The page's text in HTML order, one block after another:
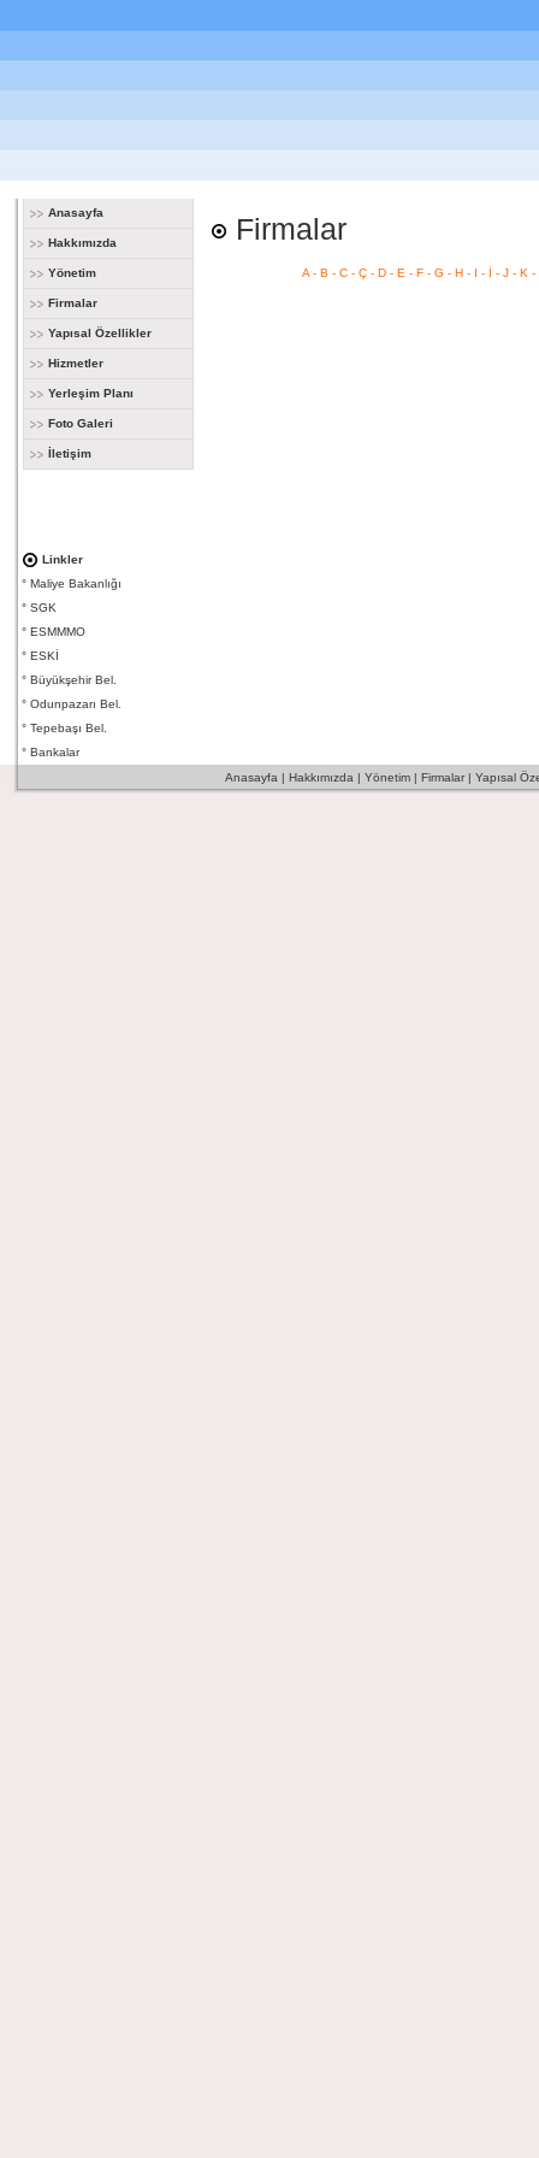
Anasayfa
Hakkımızda
Yönetim
Firmalar
Yapısal Özellikler
Hizmetler
Yerleşim Planı
Foto Galeri
İletişim
Linkler
° Maliye Bakanlığı
° SGK
° ESMMMO
° ESKİ
° Büyükşehir Bel.
° Odunpazarı Bel.
° Tepebaşı Bel.
° Bankalar
Firmalar
A- B - C- Ç- D- E - F- G - H- I - İ - J- K -
Anasayfa | Hakkımızda | Yönetim | Firmalar | Yapısal